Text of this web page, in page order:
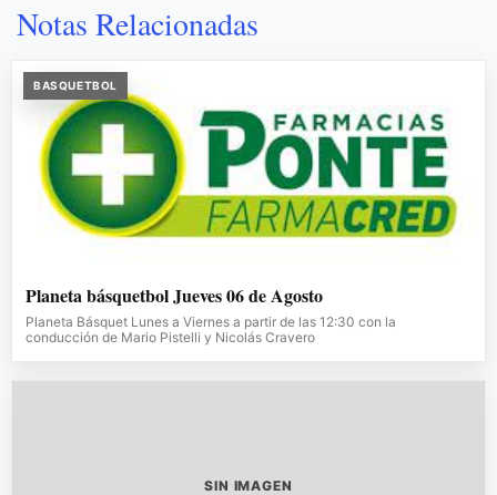
Notas Relacionadas
BASQUETBOL
Planeta básquetbol Jueves 06 de Agosto
Planeta Básquet Lunes a Viernes a partir de las 12:30 con la
conducción de Mario Pistelli y Nicolás Cravero
SIN IMAGEN